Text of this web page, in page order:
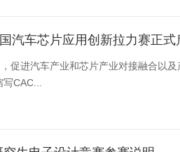
汽车芯片应用创新拉力赛正式
促进汽车产业和芯片产业对接融合以
缩写CAC...